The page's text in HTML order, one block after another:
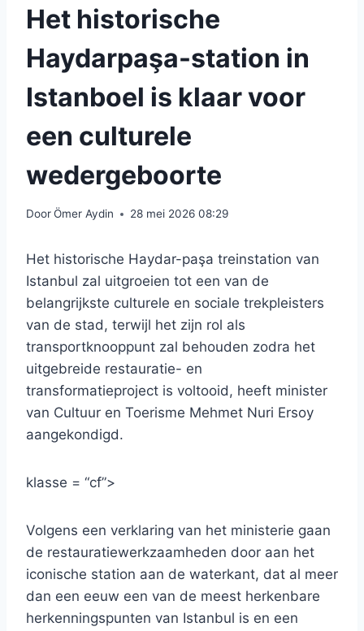
Het historische
Haydarpaşa-station in
Istanboel is klaar voor
een culturele
wedergeboorte
DoorÖmer Aydin 28 mei 2026 08:29
Het historische Haydar-paşa treinstation van
Istanbul zal uitgroeien tot een van de
belangrijkste culturele en sociale trekpleisters
van de stad, terwijl het zijn rol als
transportknooppunt zal behouden zodra het
uitgebreide restauratie- en
transformatieproject is voltooid, heeft minister
van Cultuur en Toerisme Mehmet Nuri Ersoy
aangekondigd.
klasse = “cf”>
Volgens een verklaring van het ministerie gaan
de restauratiewerkzaamheden door aan het
iconische station aan de waterkant, dat al meer
dan een eeuw een van de meest herkenbare
herkenningspunten van Istanbul is en een